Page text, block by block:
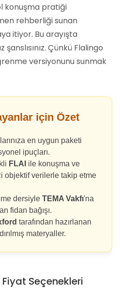
konuşma pratiği
rehberliği sunan
itiyor. Bu arayışta
şanslısınız. Çünkü Flalingo
versiyonunu sunmak
için Özet
en uygun paketi
ipuçları.
FLAI ile konuşma ve
objektif verilerle takip etme
dersiyle TEMA Vakfı'na
fidan bağışı.
tarafından hazırlanan
materyaller.
Fiyat Seçenekleri